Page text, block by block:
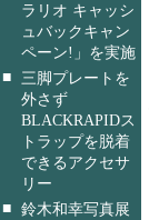
ラリオ キャッシ
ュバックキャン
ペーン!」を実施
■ 三脚プレートを
外さず
BLACKRAPIDス
トラップを脱着
できるアクセサ
リー
■ 鈴木和幸写真展